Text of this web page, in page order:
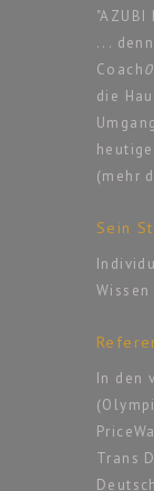
"AZUBI
...
Coach
die
(mehr
Sein
In den
Trans